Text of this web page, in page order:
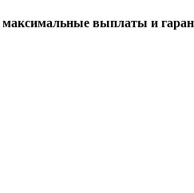
максимальные выплаты и